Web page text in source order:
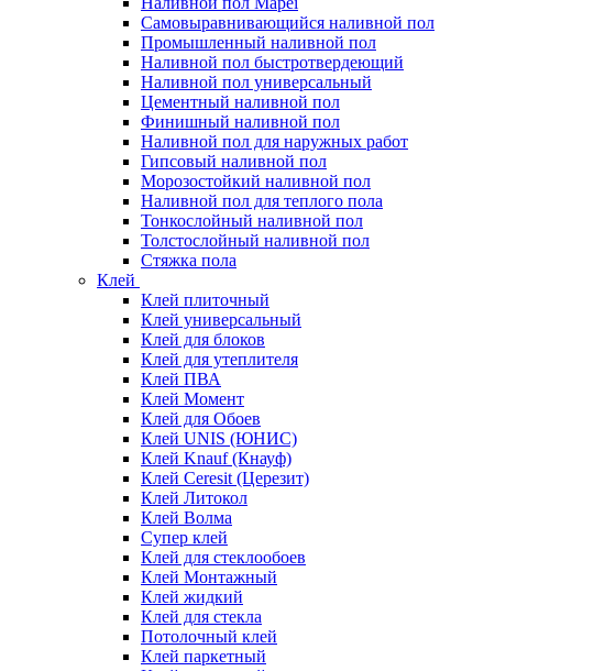
Самовыравнивающийся наливной пол
Промышленный наливной пол
Наливной пол быстротвердеющий
Наливной пол универсальный
Цементный наливной пол
Финишный наливной пол
Наливной пол для наружных работ
Гипсовый наливной пол
Морозостойкий наливной пол
Наливной пол для теплого пола
Тонкослойный наливной пол
Толстослойный наливной пол
Стяжка пола
Клей
Клей плиточный
Клей универсальный
Клей для блоков
Клей для утеплителя
Клей ПВА
Клей Момент
Клей для Обоев
Клей UNIS (ЮНИС)
Клей Knauf (Кнауф)
Клей Ceresit (Церезит)
Клей Литокол
Клей Волма
Супер клей
Клей для стеклообоев
Клей Монтажный
Клей жидкий
Клей для стекла
Потолочный клей
Клей паркетный